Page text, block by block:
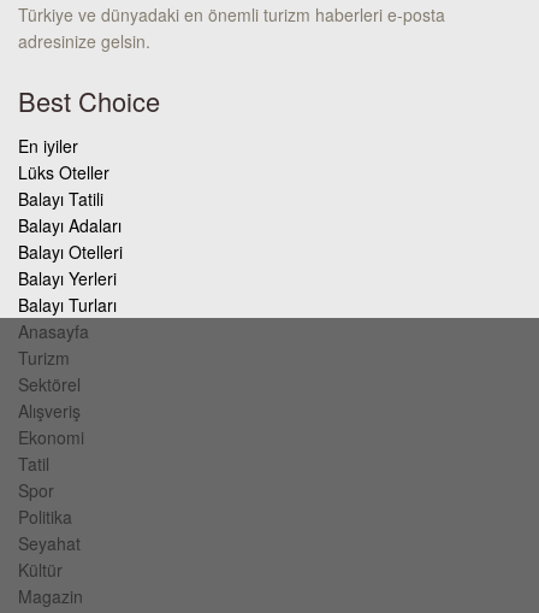
Türkiye ve dünyadaki en önemli turizm haberleri e-posta
adresinize gelsin.
Best Choice
En iyiler
Lüks Oteller
Balayı Tatili
Balayı Adaları
Balayı Otelleri
Balayı Yerleri
Balayı Turları
Anasayfa
Turizm
Sektörel
Alışveriş
Ekonomi
Tatil
Spor
Politika
Seyahat
Kültür
Magazin